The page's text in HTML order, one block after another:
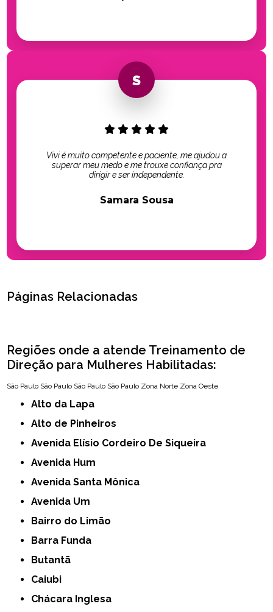
Vivi é muito competente e paciente, me ajudou a
superar meu medo e me trouxe confiança pra
dirigir e ser independente.
Samara Sousa
Páginas Relacionadas
Regiões onde a atende Treinamento de
Direção para Mulheres Habilitadas:
São Paulo São Paulo São Paulo São Paulo Zona Norte Zona Oeste
Alto da Lapa
Alto de Pinheiros
Avenida Elísio Cordeiro De Siqueira
Avenida Hum
Avenida Santa Mônica
Avenida Um
Bairro do Limão
Barra Funda
Butantã
Caiubi
Chácara Inglesa